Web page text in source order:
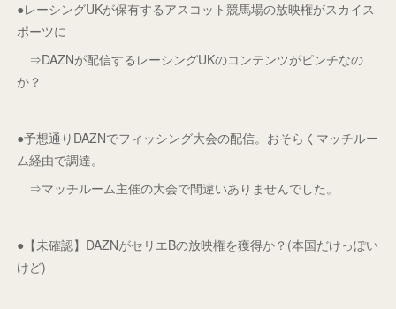
●レーシングUKが保有するアスコット競馬場の放映権がスカイス
ポーツに
⇒DAZNが配信するレーシングUKのコンテンツがピンチなの
か？
●予想通りDAZNでフィッシング大会の配信。おそらくマッチルー
ム経由で調達。
⇒マッチルーム主催の大会で間違いありませんでした。
●【未確認】DAZNがセリエBの放映権を獲得か？(本国だけっぽい
けど)